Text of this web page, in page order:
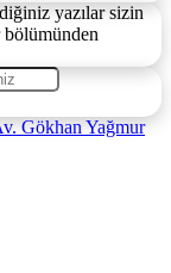
yazılar sizin
bölümünden
Gökhan Yağmur